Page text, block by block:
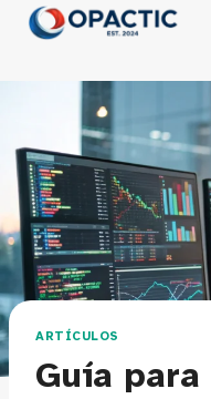
Saltar
ARTÍCULOS
Guía